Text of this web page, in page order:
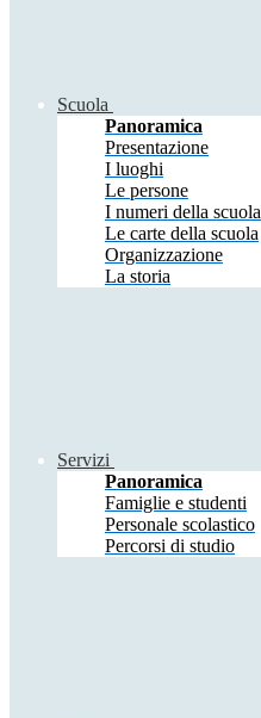
Scuola
Panoramica
Presentazione
I luoghi
Le persone
I numeri della scuola
Le carte della scuola
Organizzazione
La storia
Servizi
Panoramica
Famiglie e studenti
Personale scolastico
Percorsi di studio